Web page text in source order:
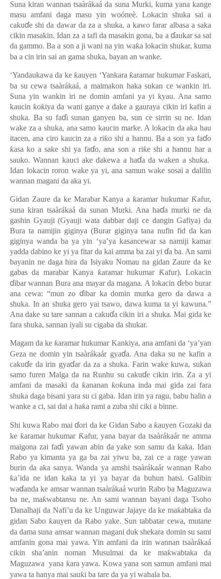
Suna kiran wannan tsaàrákaá da suna Murki, kuma yana kange
masu amfani daga masu yin woóneè. Lokacin shuka sai a
cakuɗe shi da dawar da za a shuka, a kawo farar albasa a saka
cikin masakin. Idan za a tafi da masakin gona, ba a ɗaukar sa sai
da gammo. Ba a son a ji wani na yin waƙa lokacin shukar, kuma
ba a cin irin sai an gama shuka, bayan an wanke.
‘Yandaukawa da ke ƙauyen ‘Yankara ƙaramar hukumar Faskari,
ba su cewa tsaàrákaá, a maimakon haka sukan ce wankin iri.
Suna yin wankin iri ne domin amfani ya yi kyau. Ana samo
kaucin ƙoƙiya da wani ganye a dake a gauraya cikin iri kafin a
shuka. Ba su faɗi sunan ganyen ba, sun ce sirrin su ne. Idan
wake za a shuka, ana samo kaucin marke. A lokacin da aka hau
itacen, ana ciro kaucin za a riƙo shi a hannu. Ba a son ya faɗo
ƙasa ko a sake shi ya faɗo, ana son a riƙe shi a hannu har a
sauko. Wannan kauci ake dakewa a haɗa da waken a shuka.
Idan lokacin roron wake ya yi, ana samun wake sosai a dalilin
wannan magani da aka yi.
Gidan Zaure da ke Marabar Kanya a ƙaramar hukumar Ƙafur,
suna kiran tsaàrákaá da sunan Murki. Ana haɗa murki ne da
gashin Gyauji (Gyauji wata dabbar daji ce dangin Gafiya) da
Bura ta namijin giginya (Burar giginya tana nufin fid da kan
giginya wanda ba ya yin ‘ya’ya kasancewar sa namiji kamar
yadda dabino ke yi ya fitar da kai amma ba zai yi ɗa ba. An sami
bayanin ne daga hira da Isiyaku Nomau na gidan Zaure da ke
gabas da marabar Kanya ƙaramar hukumar Ƙafur). Lokacin
ɗibar wannan Bura ana mayar da magana. A lokacin ɗebo burar
ana cewa: “mun zo ɗibar ka domin murka gero da dawa a
shuka. In an shuka gero yai tsawo, dawa kuma ta yi kawuna.”
Ana dake su tare sannan a cakuɗa cikin iri a shuka. Mai gida ke
fara shuka, sannan iyali su cigaba da shukar.
Magam da ke ƙaramar hukumar Kankiya, ana amfani da ‘ya’yan
Geza ne domin yin tsaàrákaár gyaɗa. Ana daka su ne kafin a
cakuɗe da irin gyaɗar da za a shuka. Farin wake kuwa, sukan
samo furen Malga da na Runhu su cakuɗe cikin irin. Za a yi
amfani da masaki da ƙananan ƙoƙuna inda mai gida zai fara
shuka daga bisani yara su ci gaba. Idan irin ya ragu, babu halin a
wanke a ci, sai dai a haƙa rami a zuba shi ciki a binne.
Shi kuwa Rabo mai ɗori da ke Gidan Sabo a ƙauyen Gozaki da
ke ƙaramar hukumar Ƙafur, yana bayar da tsaàrákaár ne amma
maigona zai faɗi yawan abin da yake son samu da kaka. Idan
Rabo ya kimanta ya ga ba zai yiwu ba, zai ce a rage yawan
burin da aka sanya. Wanda ya amshi tsaàrákaár wannan Rabo
ƙa’ida ne idan kaka ta yi ya bayar da buhun hatsi. Galibin
waɗanda ke amsar wannan tsaàrákaá wurin Rabo ba Maguzawa
ba ne, maƙwabtansu ne. An sami wannan bayani daga Tsoho
Ɗanalhaji da Nafi’u da ke Unguwar Jajaye da ke maƙabtaka da
gidan Sabo ƙauyen da Rabo yake. Sun tabbatar cewa, mutane
da dama suna amsar wannan magani duk shekara domin su sami
amfanin gona mai yawa. Yin amfani da irin wannan tsaàrákaá
cikin sha’anin noman Musulmai da ke maƙwabtaka da
Maguzawa yana ƙara yawa. Kowa yana son samun amfani mai
yawa ta hanya mai sauƙi ba tare da ya yi wahala ba.